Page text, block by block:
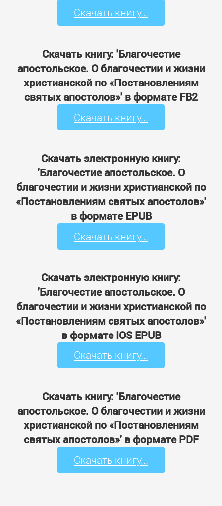
Скачать книгу...
Скачать книгу: 'Благочестие
апостольское. О благочестии и жизни
христианской по «Постановлениям
святых апостолов»' в формате FB2
Скачать книгу...
Скачать электронную книгу:
'Благочестие апостольское. О
благочестии и жизни христианской по
«Постановлениям святых апостолов»'
в формате EPUB
Скачать книгу...
Скачать электронную книгу:
'Благочестие апостольское. О
благочестии и жизни христианской по
«Постановлениям святых апостолов»'
в формате IOS EPUB
Скачать книгу...
Скачать книгу: 'Благочестие
апостольское. О благочестии и жизни
христианской по «Постановлениям
святых апостолов»' в формате PDF
Скачать книгу...